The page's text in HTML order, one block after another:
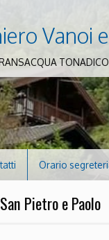
Vanoi
Orario
Pietro e Paolo